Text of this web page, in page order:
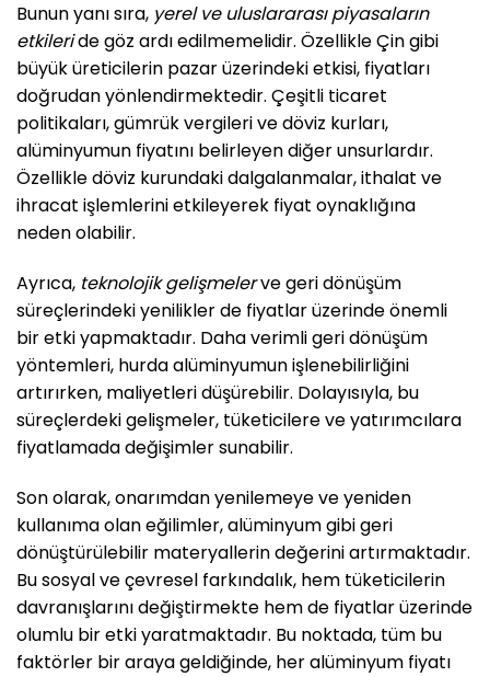
Bunun yanı sıra, yerel ve uluslararası piyasaların
etkileride göz ardı edilmemelidir. Özellikle Çin gibi
büyük üreticilerin pazar üzerindeki etkisi, fiyatları
doğrudan yönlendirmektedir. Çeşitli ticaret
politikaları, gümrük vergileri ve döviz kurları,
alüminyumun fiyatını belirleyen diğer unsurlardır.
Özellikle döviz kurundaki dalgalanmalar, ithalat ve
ihracat işlemlerini etkileyerek fiyat oynaklığına
neden olabilir.
Ayrıca, teknolojik gelişmelerve geri dönüşüm
süreçlerindeki yenilikler de fiyatlar üzerinde önemli
bir etki yapmaktadır. Daha verimli geri dönüşüm
yöntemleri, hurda alüminyumun işlenebilirliğini
artırırken, maliyetleri düşürebilir. Dolayısıyla, bu
süreçlerdeki gelişmeler, tüketicilere ve yatırımcılara
fiyatlamada değişimler sunabilir.
Son olarak, onarımdan yenilemeye ve yeniden
kullanıma olan eğilimler, alüminyum gibi geri
dönüştürülebilir materyallerin değerini artırmaktadır.
Bu sosyal ve çevresel farkındalık, hem tüketicilerin
davranışlarını değiştirmekte hem de fiyatlar üzerinde
olumlu bir etki yaratmaktadır. Bu noktada, tüm bu
faktörler bir araya geldiğinde, her alüminyum fiyatı